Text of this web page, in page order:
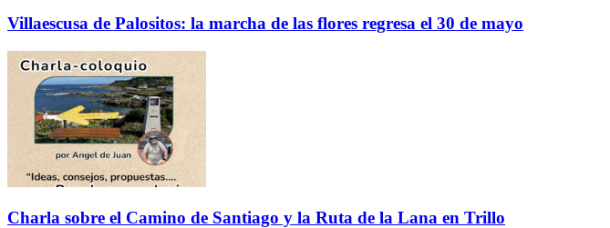
Villaescusa de Palositos: la marcha de las flores regresa el 30 de mayo
Charla sobre el Camino de Santiago y la Ruta de la Lana en Trillo